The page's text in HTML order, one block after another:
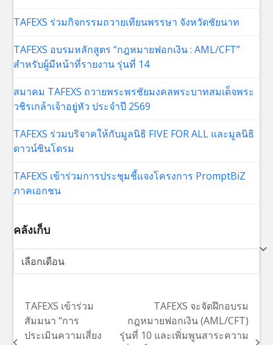
TAFEXS ร่วมกิจกรรมถวายเทียนพรรษา จังหวัดชัยนาท
TAFEXS อบรมหลักสูตร “กฎหมายฟอกเงิน : AML/CFT”
สำหรับผู้มีหน้าที่รายงาน รุ่นที่ 14
สมาคม TAFEXS ถวายพระพรชัยมงคลพระบาทสมเด็จพระ
วชิรเกล้าเจ้าอยู่หัว ประจำปี 2569
TAFEXS ร่วมบริจาคให้กับมูลนิธิ FIVE FOR ALL และมูลนิธิ
ดาวน์ซินโดรม
TAFEXS เข้าร่วมการประชุมชี้แจงโครงการ PromptBiZ
ภาคเอกชน
คลังเก็บ
คลัง
เก็บ
TAFEXS เข้าร่วม
สัมมนา “การ
ประเมินความเสี่ยง
TAFEXS จะจัดฝึกอบรม
กฎหมายฟอกเงิน (AML/CFT)
รุ่นที่ 10 และเพิ่มพูนสาระความ